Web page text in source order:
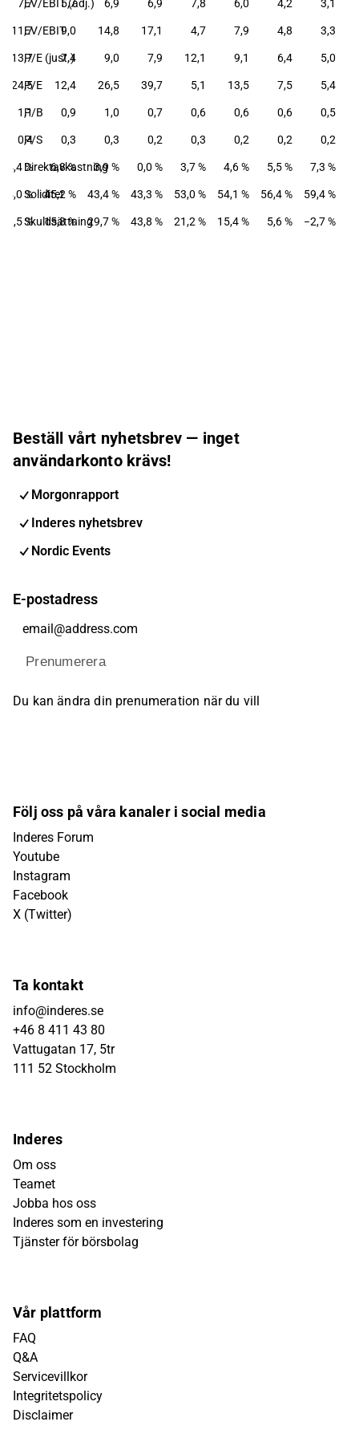
EV/EBIT (adj.)
7,7 5,7 6,9 6,9 7,8 6,0 4,2 3,1
EV/EBIT
11,7 9,0 14,8 17,1 4,7 7,9 4,8 3,3
P/E (just.)
13,7 7,4 9,0 7,9 12,1 9,1 6,4 5,0
P/E
24,5 12,4 26,5 39,7 5,1 13,5 7,5 5,4
P/B
1,1 0,9 1,0 0,7 0,6 0,6 0,6 0,5
P/S
0,4 0,3 0,3 0,2 0,3 0,2 0,2 0,2
Direktavkastning
4,4 % 6,8 % 3,9 % 0,0 % 3,7 % 4,6 % 5,5 % 7,3 %
Soliditet
44,0 % 45,2 % 43,4 % 43,3 % 53,0 % 54,1 % 56,4 % 59,4 %
Skuldsättning
19,5 % 15,8 % 29,7 % 43,8 % 21,2 % 15,4 % 5,6 % −2,7 %
Beställ vårt nyhetsbrev — inget
användarkonto krävs!
Morgonrapport
Inderes nyhetsbrev
Nordic Events
E-postadress
Prenumerera
Du kan ändra din prenumeration när du vill
Följ oss på våra kanaler i social media
Inderes Forum
Youtube
Instagram
Facebook
X (Twitter)
Ta kontakt
info@inderes.se
+46 8 411 43 80
Vattugatan 17, 5tr
111 52 Stockholm
Inderes
Om oss
Teamet
Jobba hos oss
Inderes som en investering
Tjänster för börsbolag
Vår plattform
FAQ
Q&A
Servicevillkor
Integritetspolicy
Disclaimer